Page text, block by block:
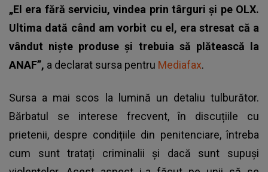
„El era fără serviciu, vindea prin târguri și pe OLX.
Ultima dată când am vorbit cu el, era stresat că a
vândut niște produse și trebuia să plătească la
ANAF”, a declarat sursa pentru Mediafax.
Sursa a mai scos la lumină un detaliu tulburător.
Bărbatul se interese frecvent, în discuțiile cu
prietenii, despre condițiile din penitenciare, întreba
cum sunt tratați criminalii și dacă sunt supuși